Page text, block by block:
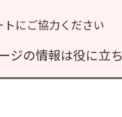
トにご協力ください
ジの情報は役に立